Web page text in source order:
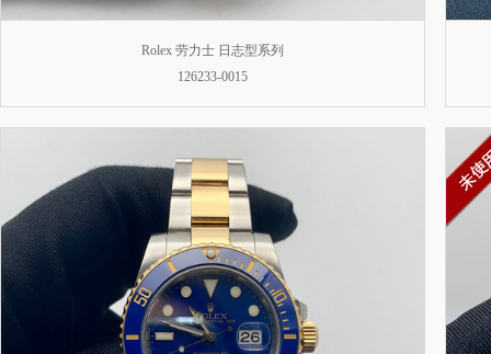
Rolex 劳力士 日志型系列
126233-0015